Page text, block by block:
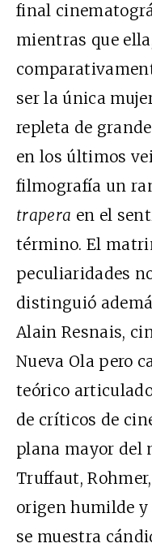
final
mientras que
ser la única
repleta de
en los últimos
filmografía un
trapera en el
término. El
peculiaridades
distinguió
Alain Resnais,
Nueva Ola pero
teórico
de críticos de
plana mayor del
Truffaut,
origen humilde
se muestra